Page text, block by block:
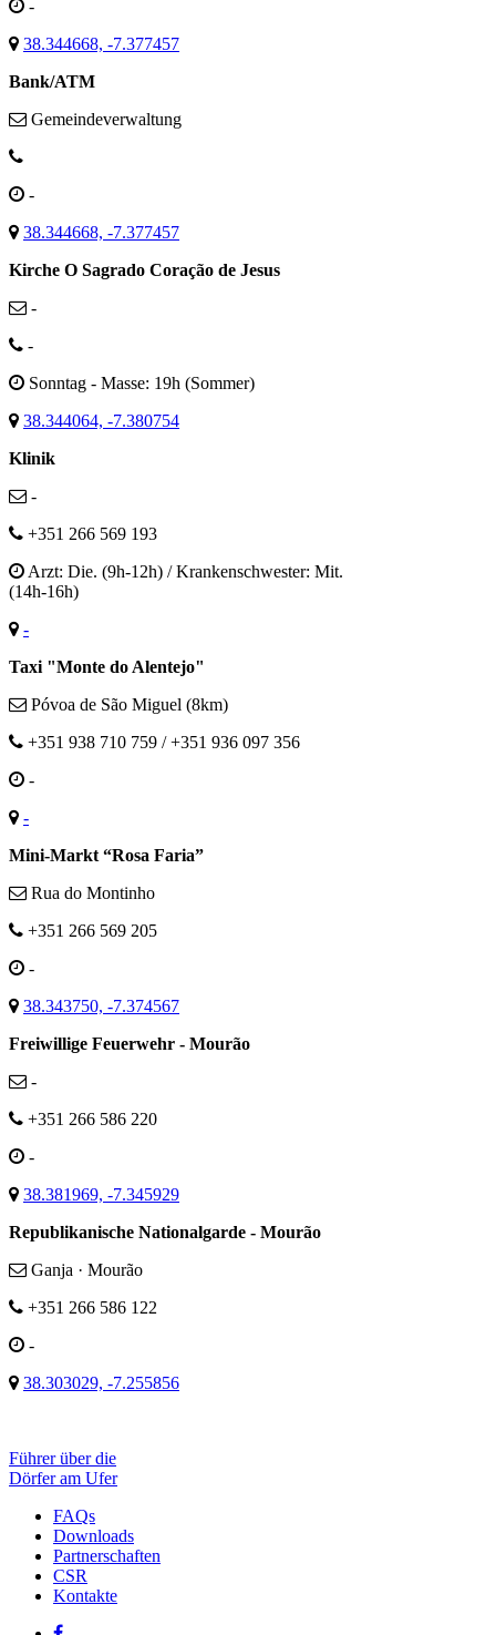
-
38.344668, -7.377457
Bank/ATM
Gemeindeverwaltung
-
38.344668, -7.377457
Kirche O Sagrado Coração de Jesus
-
-
Sonntag - Masse: 19h (Sommer)
38.344064, -7.380754
Klinik
-
+351 266 569 193
Arzt: Die. (9h-12h) / Krankenschwester: Mit.
(14h-16h)
-
Taxi "Monte do Alentejo"
Póvoa de São Miguel (8km)
+351 938 710 759 / +351 936 097 356
-
-
Mini-Markt “Rosa Faria”
Rua do Montinho
+351 266 569 205
-
38.343750, -7.374567
Freiwillige Feuerwehr - Mourão
-
+351 266 586 220
-
38.381969, -7.345929
Republikanische Nationalgarde - Mourão
Ganja · Mourão
+351 266 586 122
-
38.303029, -7.255856
Führer über die
Dörfer am Ufer
FAQs
Downloads
Partnerschaften
CSR
Kontakte